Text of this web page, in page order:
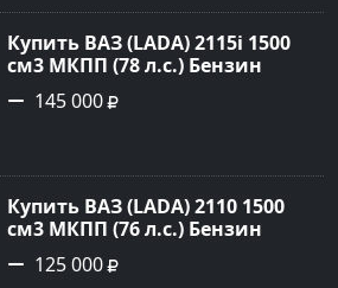
Авторынок23
Купить ВАЗ (LADA) 2115i 1500
см3 МКПП (78 л.с.) Бензин
инжектор в Брюховецкая: цвет
Золотой Седан 2003 года по
Авторынок23
145 000
Купить ВАЗ (LADA) 2110 1500
см3 МКПП (76 л.с.) Бензин
инжектор в Новороссийск:
цвет белый Седан 2004 года по
125 000